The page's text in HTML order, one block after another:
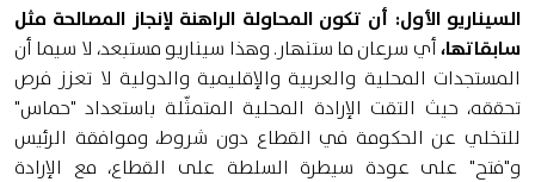
السيناريو الأول: أن تكون المحاولة الراهنة لإنجاز المصالحة مثل
سابقاتها،أي سرعان ما ستنهار. وهذا سيناريو مستبعد، لا سيما أن
المستجدات المحلية والعربية والإقليمية والدولية لا تعزز فرص
تحققه، حيث التقت الإرادة المحلية المتمثّلة باستعداد "حماس"
للتخلي عن الحكومة في القطاع دون شروط، وموافقة الرئيس
و"فتح" على عودة سيطرة السلطة على القطاع، مع الإرادة